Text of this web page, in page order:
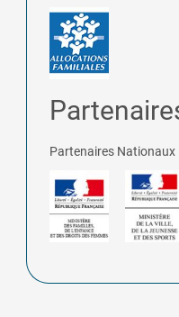
Partenaires Nationaux